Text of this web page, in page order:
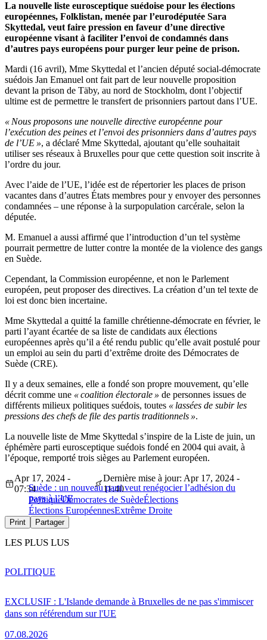
La nouvelle liste eurosceptique suédoise pour les élections
européennes, Folklistan, menée par l’eurodéputée Sara
Skyttedal, veut faire pression en faveur d’une directive
européenne visant à faciliter l’envoi de condamnés dans
d’autres pays européens pour purger leur peine de prison.
Mardi (16 avril), Mme Skyttedal et l’ancien député social-démocrate
suédois Jan Emanuel ont fait part de leur nouvelle proposition
devant la prison de Täby, au nord de Stockholm, dont l’objectif
ultime est de permettre le transfert de prisonniers partout dans l’UE.
« Nous proposons une nouvelle directive européenne pour
l’exécution des peines et l’envoi des prisonniers dans d’autres pays
de l’UE », a déclaré Mme Skyttedal, ajoutant qu’elle souhaitait
utiliser ses réseaux à Bruxelles pour que cette question soit inscrite à
l’ordre du jour.
Avec l’aide de l’UE, l’idée est de répertorier les places de prison
vacantes dans d’autres États membres pour y envoyer des personnes
condamnées – une réponse à la surpopulation carcérale, selon la
députée.
M. Emanuel a aussi affirmé que l’introduction d’un tel système
pourrait permettre de lutter contre la montée de la violence des gangs
en Suède.
Cependant, la Commission européenne, et non le Parlement
européen, peut proposer des directives. La création d’un tel texte de
loi est donc bien incertaine.
Mme Skyttedal a quitté la famille chrétienne-démocrate en février, le
parti l’ayant écartée de sa liste de candidats aux élections
européennes après qu’il a été rendu public qu’elle avait postulé pour
un emploi au sein du parti d’extrême droite des Démocrates de
Suède (CRE).
Il y a deux semaines, elle a fondé son propre mouvement, qu’elle
décrit comme une « coalition électorale » de personnes issues de
différents milieux politiques suédois, toutes « lassées de subir les
pressions des chefs de file des partis traditionnels ».
La nouvelle liste de Mme Skyttedal s’inspire de la Liste de juin, un
éphémère parti eurosceptique suédois fondé en 2004 qui avait, à
l’époque, remporté trois sièges au Parlement européen.
Suède : un nouveau parti veut renégocier l’adhésion du
pays à l’UE
Apr 17, 2024 -
07:34
Dernière mise à jour: Apr 17, 2024 -
11:40
PolitiqueDémocrates de SuèdeÉlections
Élections EuropéennesExtrême Droite
Print Partager
LES PLUS LUS
EXCLUSIF : L'Islande demande à Bruxelles de ne pas s'immiscer
dans son référendum sur l'UE
07.08.2026
POLITIQUE